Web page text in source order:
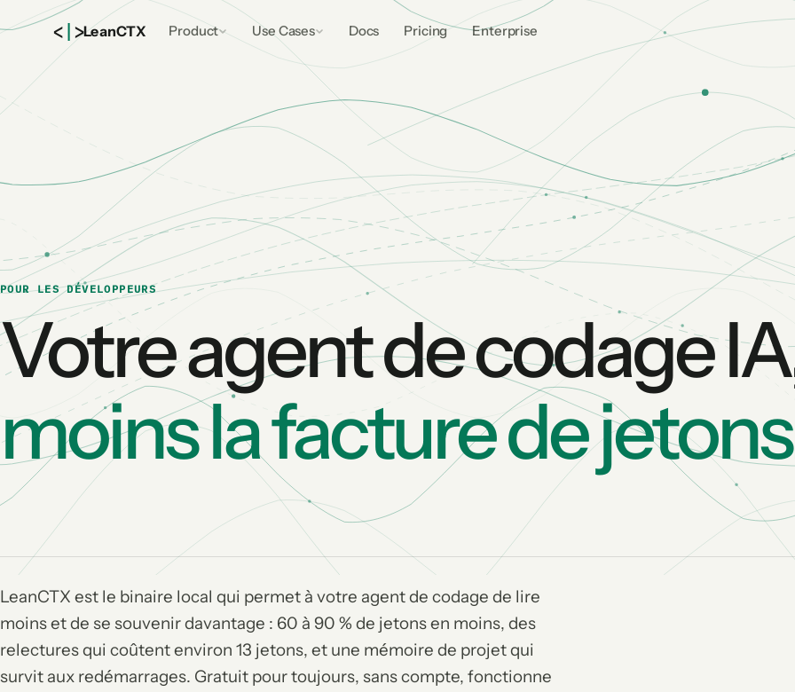
<|>LeanCTX Product Use Cases Docs Pricing Enterprise
POUR LES DÉVELOPPEURS
Votre agent de codage
moins la facture de
LeanCTX est le binaire local qui permet à votre agent de codage de lire
moins et de se souvenir davantage : 60 à 90 % de jetons en moins, des
relectures qui coûtent environ 13 jetons, et une mémoire de projet qui
survit aux redémarrages. Gratuit pour toujours, sans compte, fonctionne